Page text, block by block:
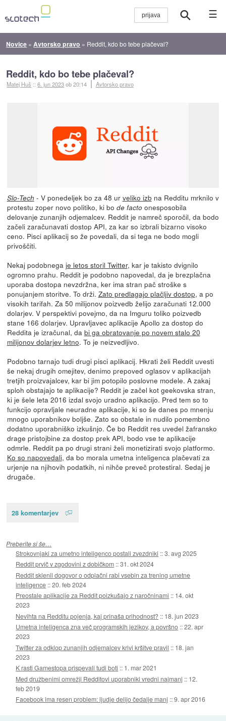
☰
Novice » Avtorsko pravo » Reddit, kdo bo tebe plačeval?
Reddit, kdo bo tebe plačeval?
Matej Huš ::6. jun 2023ob 20:14 Avtorsko pravo
Slo-Tech - V ponedeljek bo za 48 ur veliko izb na Redditu mrknilo v
protestu zoper novo politiko, ki bo de facto onesposobila
delovanje zunanjih odjemalcev. Reddit je namreč sporočil, da bodo
začeli zaračunavati dostop API, za kar so izbrali bizarno visoko
ceno. Pisci aplikacij so že povedali, da si tega ne bodo mogli
privoščiti.
Nekaj podobnega je letos storil Twitter, kar je takisto dvignilo
ogromno prahu. Reddit je podobno napovedal, da je brezplačna
uporaba dostopa nevzdržna, ker ima stran pač stroške s
ponujanjem storitve. To drži. Zato predlagajo plačljiv dostop, a po
visokih tarifah. Za 50 milijonov poizvedb želijo zaračunati 12.000
dolarjev. V perspektivi povejmo, da na Imguru toliko poizvedb
stane 166 dolarjev. Upravljavec aplikacije Apollo za dostop do
Reddita je izračunal, da bi ga obratovanje po novem stalo 20
milijonov dolarjev letno. To je neizvedljivo.
Podobno tarnajo tudi drugi pisci aplikacij. Hkrati želi Reddit uvesti
še nekaj drugih omejitev, denimo prepoved oglasov v aplikacijah
tretjih proizvajalcev, kar bi jim potopilo poslovne modele. A zakaj
sploh obstajajo te aplikacije? Reddit je začel kot geekovska stran,
ki je šele leta 2016 izdal svojo uradno aplikacijo. Pred tem so to
funkcijo opravljale neuradne aplikacije, ki so še danes po mnenju
mnogo uporabnikov boljše. Zato so obstale in nudilo pomembno
dodatno uporabniško izkušnjo. Če bo Reddit res uvedel žafransko
drage pristojbine za dostop prek API, bodo vse te aplikacije
odmrle. Reddit pa po drugi strani želi monetizirati svojo platformo.
Ko so napovedali, da bo morala umetna inteligenca plačevati za
urjenje na njihovih podatkih, ni nihče preveč protestiral. Sedaj je
drugače.
28 komentarjev
Preberite si še…
Strokovnjaki za umetno inteligenco postali zvezdniki ::3. avg 2025
Reddit prvič v zgodovini z dobičkom ::31. okt 2024
Reddit sklenil dogovor o odplačni rabi vsebin za trening umetne
inteligence ::20. feb 2024
Preostale aplikacije za Reddit poizkušajo z naročninami :: 14. okt
2023
Nevihta na Redditu pojenja, kaj prinaša prihodnost? :: 18. jun 2023
Umetna inteligenca zna več programskih jezikov, a površno ::22. apr
2023
Twitter za odklop zunanjih odjemalcev krivi kršitve pravil :: 18. jan
2023
K rasti Gamestopa prispevali tudi boti :: 1. mar 2021
Med družbenimi omrežji Redditovi uporabniki vredni najmanj :: 12.
feb 2019
Facebook ima resen problem: ljudje delijo čedalje manj ::9. apr 2016